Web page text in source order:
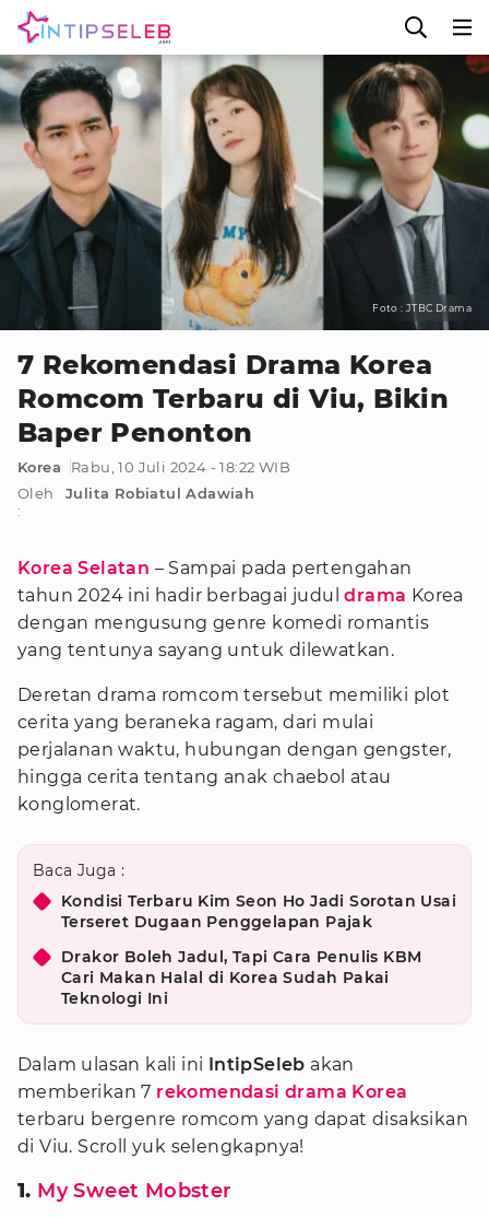
Foto : JTBC Drama
7 Rekomendasi Drama Korea
Romcom Terbaru di Viu, Bikin
Baper Penonton
Korea
Rabu, 10 Juli 2024 - 18:22 WIB
Oleh
:
Julita Robiatul Adawiah
Korea Selatan – Sampai pada pertengahan
tahun 2024 ini hadir berbagai juduldrama Korea
dengan mengusung genre komedi romantis
yang tentunya sayang untuk dilewatkan.
Deretan drama romcom tersebut memiliki plot
cerita yang beraneka ragam, dari mulai
perjalanan waktu, hubungan dengan gengster,
hingga cerita tentang anak chaebol atau
konglomerat.
Baca Juga :
Kondisi Terbaru Kim Seon Ho Jadi Sorotan Usai
Terseret Dugaan Penggelapan Pajak
Drakor Boleh Jadul, Tapi Cara Penulis KBM
Cari Makan Halal di Korea Sudah Pakai
Teknologi Ini
Dalam ulasan kali ini IntipSeleb akan
memberikan 7 rekomendasi drama Korea
terbaru bergenre romcom yang dapat disaksikan
di Viu. Scroll yuk selengkapnya!
1. My Sweet Mobster